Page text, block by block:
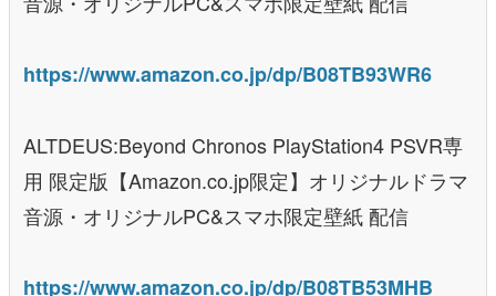
https://www.amazon.co.jp/dp/B08TB93WR6
ALTDEUS:Beyond Chronos PlayStation4 PSVR専
用 限定版【Amazon.co.jp限定】オリジナルドラマ
音源・オリジナルPC&スマホ限定壁紙 配信
https://www.amazon.co.jp/dp/B08TB53MHB